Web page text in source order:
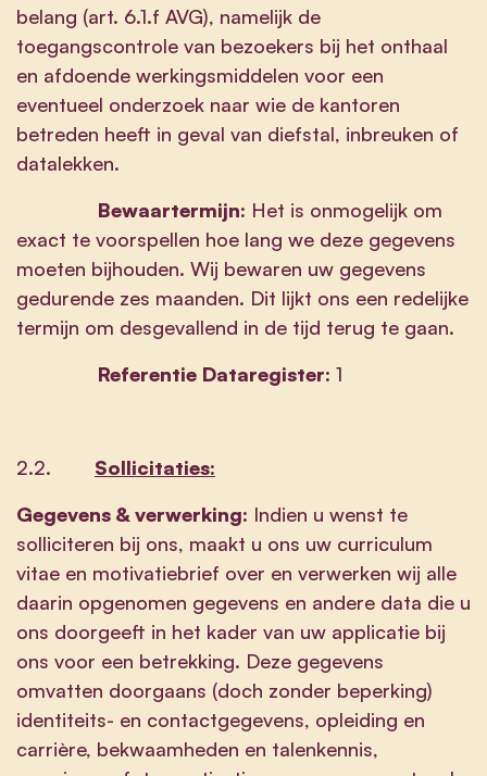
belang (art. 6.1.f AVG), namelijk de
toegangscontrole van bezoekers bij het onthaal
en afdoende werkingsmiddelen voor een
eventueel onderzoek naar wie de kantoren
betreden heeft in geval van diefstal, inbreuken of
datalekken.
Bewaartermijn: Het is onmogelijk om
exact te voorspellen hoe lang we deze gegevens
moeten bijhouden. Wij bewaren uw gegevens
gedurende zes maanden. Dit lijkt ons een redelijke
termijn om desgevallend in de tijd terug te gaan.
Referentie Dataregister: 1
2.2. Sollicitaties:
Gegevens & verwerking: Indien u wenst te
solliciteren bij ons, maakt u ons uw curriculum
vitae en motivatiebrief over en verwerken wij alle
daarin opgenomen gegevens en andere data die u
ons doorgeeft in het kader van uw applicatie bij
ons voor een betrekking. Deze gegevens
omvatten doorgaans (doch zonder beperking)
identiteits- en contactgegevens, opleiding en
carrière, bekwaamheden en talenkennis,